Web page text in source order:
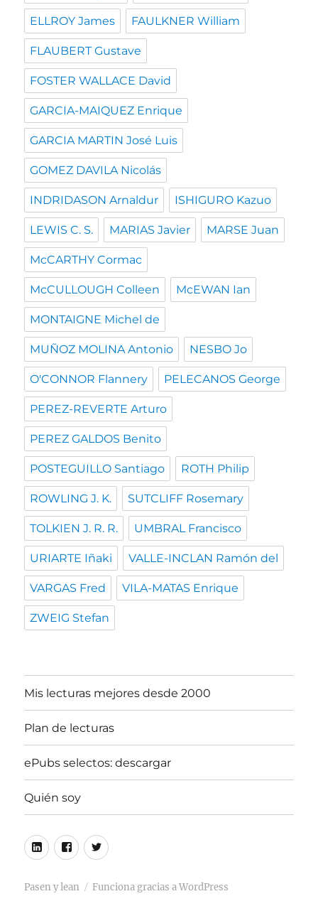
ELLROY James FAULKNER William
FLAUBERT Gustave
FOSTER WALLACE David
GARCIA-MAIQUEZ Enrique
GARCIA MARTIN José Luis
GOMEZ DAVILA Nicolás
INDRIDASON Arnaldur ISHIGURO Kazuo
LEWIS C. S. MARIAS Javier MARSE Juan
McCARTHY Cormac
McCULLOUGH Colleen McEWAN Ian
MONTAIGNE Michel de
MUÑOZ MOLINA Antonio NESBO Jo
O'CONNOR Flannery PELECANOS George
PEREZ-REVERTE Arturo
PEREZ GALDOS Benito
POSTEGUILLO Santiago ROTH Philip
ROWLING J. K. SUTCLIFF Rosemary
TOLKIEN J. R. R. UMBRAL Francisco
URIARTE Iñaki VALLE-INCLAN Ramón del
VARGAS Fred VILA-MATAS Enrique
ZWEIG Stefan
Mis lecturas mejores desde 2000
Plan de lecturas
ePubs selectos: descargar
Quién soy
LinkedinFacebookTwitter
Pasen y lean Funciona gracias a WordPress